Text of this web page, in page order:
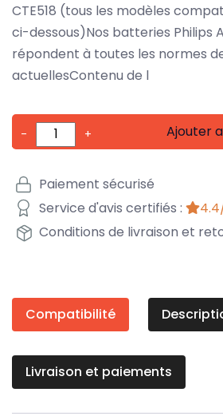
CTE518 (tous les modèles
ci-dessous)Nos batteries Philips
répondent à toutes les normes
actuellesContenu de l
- + Ajouter
Paiement sécurisé
Service d'avis certifiés :
Conditions de livraison et
Compatibilité
Livraison et paiements